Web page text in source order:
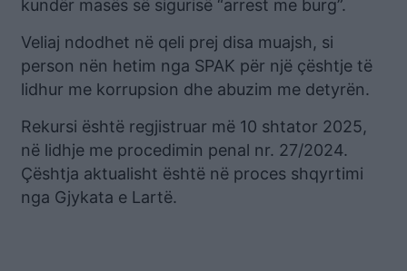
kundër masës së sigurisë “arrest me burg”.
Veliaj ndodhet në qeli prej disa muajsh, si
person nën hetim nga SPAK për një çështje të
lidhur me korrupsion dhe abuzim me detyrën.
Rekursi është regjistruar më 10 shtator 2025,
në lidhje me procedimin penal nr. 27/2024.
Çështja aktualisht është në proces shqyrtimi
nga Gjykata e Lartë.